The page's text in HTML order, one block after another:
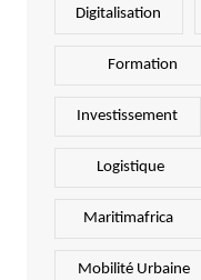
Digitalisation
Formation
Investissement
Logistique
Maritimafrica
Mobilité Urbaine